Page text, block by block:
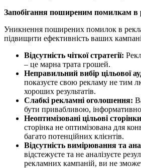
Запобігання поширеним помилкам в
Уникнення поширених помилок в
підвищити ефективність ваших
Відсутність чіткої стратегії:
– це марна трата грошей.
Неправильний вибір цільової
показуєте свою рекламу не тим
хороших результатів.
Слабкі рекламні оголошення:
бути привабливою,
Неоптимізовані цільові
сторінка не оптимізована для
багато потенційних клієнтів.
Відсутність вимірювання та
відстежуєте та не аналізуєте
рекламних кампаній, ви не